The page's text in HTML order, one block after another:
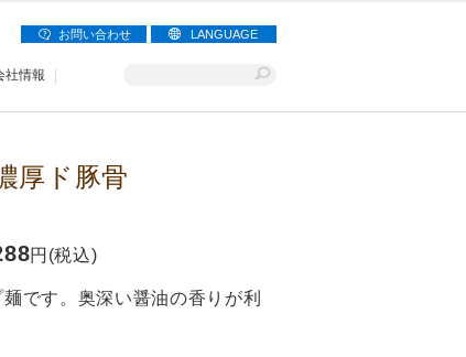
お問い合わせ LANGUAGE
社情報
ド豚骨
円(税込)
です。奥深い醤油の香りが利